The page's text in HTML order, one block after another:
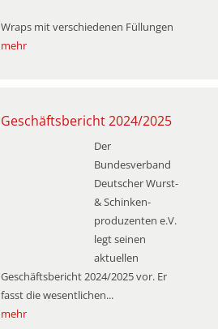
Wraps mit verschiedenen Füllungen
mehr
Geschäftsbericht 2024/2025
Der
Bundesverband
Deutscher Wurst-
& Schinken­
produzenten e.V.
legt seinen
aktuellen
Geschäftsbericht 2024/2025 vor. Er
fasst die wesentlichen...
mehr